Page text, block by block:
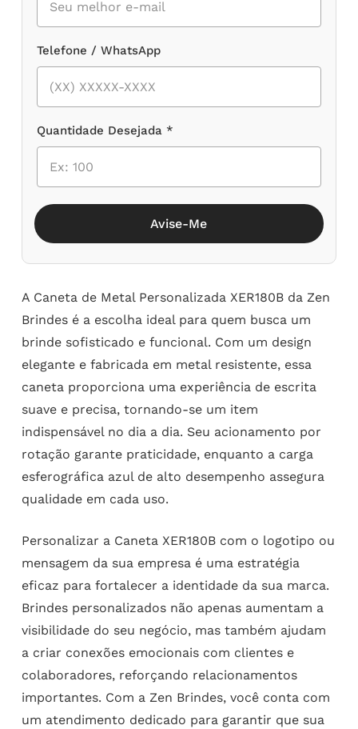
Telefone / WhatsApp
Quantidade Desejada *
Avise-Me
A Caneta de Metal Personalizada XER180B da Zen
Brindes é a escolha ideal para quem busca um
brinde sofisticado e funcional. Com um design
elegante e fabricada em metal resistente, essa
caneta proporciona uma experiência de escrita
suave e precisa, tornando-se um item
indispensável no dia a dia. Seu acionamento por
rotação garante praticidade, enquanto a carga
esferográfica azul de alto desempenho assegura
qualidade em cada uso.
Personalizar a Caneta XER180B com o logotipo ou
mensagem da sua empresa é uma estratégia
eficaz para fortalecer a identidade da sua marca.
Brindes personalizados não apenas aumentam a
visibilidade do seu negócio, mas também ajudam
a criar conexões emocionais com clientes e
colaboradores, reforçando relacionamentos
importantes. Com a Zen Brindes, você conta com
um atendimento dedicado para garantir que sua